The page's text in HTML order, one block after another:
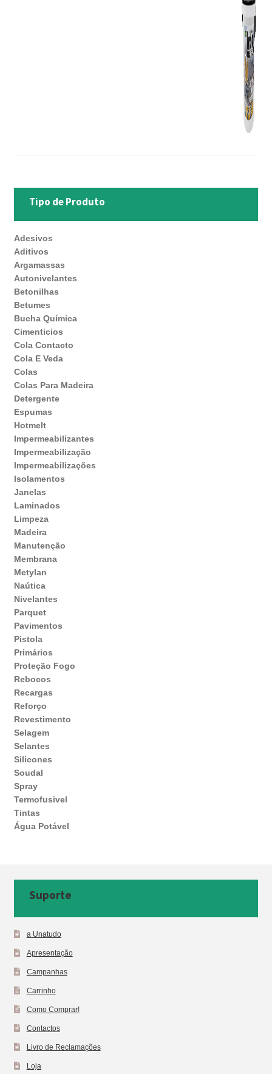
Tipo de Produto
Adesivos
Aditivos
Argamassas
Autonivelantes
Betonilhas
Betumes
Bucha Química
Cimenticios
Cola Contacto
Cola E Veda
Colas
Colas Para Madeira
Detergente
Espumas
Hotmelt
Impermeabilizantes
Impermeabilização
Impermeabilizações
Isolamentos
Janelas
Laminados
Limpeza
Madeira
Manutenção
Membrana
Metylan
Naútica
Nivelantes
Parquet
Pavimentos
Pistola
Primários
Proteção Fogo
Rebocos
Recargas
Reforço
Revestimento
Selagem
Selantes
Silicones
Soudal
Spray
Termofusivel
Tintas
Água Potável
Suporte
a Unatudo
Apresentação
Campanhas
Carrinho
Como Comprar!
Contactos
Livro de Reclamações
Loja